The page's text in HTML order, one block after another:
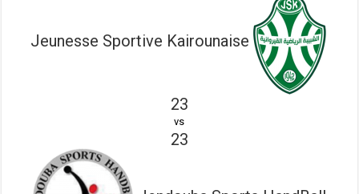
Jeunesse Sportive Kairounaise
23
vs
23